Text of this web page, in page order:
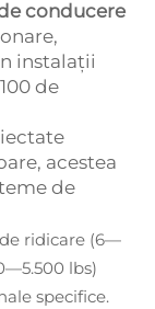
conducere
instalații
de
acestea
de
ridicare (6—
lbs)
specifice.